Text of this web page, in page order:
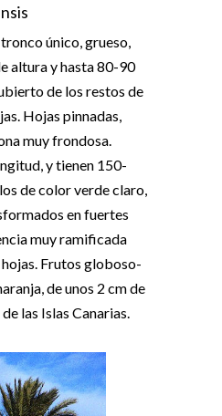
único, grueso,
altura y hasta 80-90
de los restos de
Hojas pinnadas,
muy frondosa.
y tienen 150-
de color verde claro,
en fuertes
muy ramificada
Frutos globoso-
de unos 2 cm de
las Islas Canarias.